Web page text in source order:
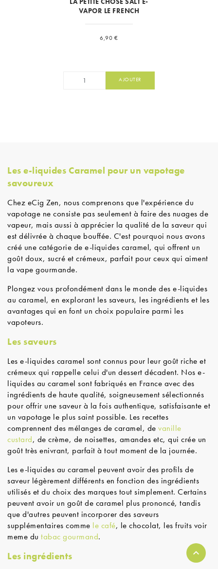
VAPOR LE FRENCH
Prix
6,90 €
AJOUTER
Les e-liquides Caramel pour un vapotage
savoureux
Chez eCig Zen, nous comprenons que l'expérience du
vapotage ne consiste pas seulement à faire des nuages de
vapeur, mais aussi à apprécier la qualité de la saveur qui
est délivrée à chaque bouffée. C'est pourquoi nous avons
créé une catégorie de e-liquides caramel, qui offrent un
goût doux, sucré et crémeux, parfait pour ceux qui aiment
la vape gourmande.
Plongez vous profondément dans le monde des e-liquides
au caramel, en explorant les saveurs, les ingrédients et les
avantages qui en font un choix populaire parmi les
vapoteurs.
Les saveurs
Les e-liquides caramel sont connus pour leur goût riche et
crémeux qui rappelle celui d'un dessert décadent. Nos e-
liquides au caramel sont fabriqués en France avec des
ingrédients de haute qualité, soigneusement sélectionnés
pour offrir une saveur à la fois authentique, satisfaisante et
un vapotage le plus saint possible. Les recettes
comprennent des mélanges de caramel, de vanille
custard, de crème, de noisettes, amandes etc, qui crée un
goût très enivrant, parfait à tout moment de la journée.
Les e-liquides au caramel peuvent avoir des profils de
saveur légèrement différents en fonction des ingrédients
utilisés et du choix des marques tout simplement. Certains
peuvent avoir un goût de caramel plus prononcé, tandis
que d'autres peuvent incorporer des saveurs
supplémentaires comme le café, le chocolat, les fruits voir
meme du tabac gourmand.
Les ingrédients